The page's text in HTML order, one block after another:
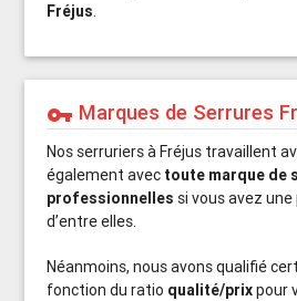
Fréjus.
vpn_key Marques de Serrures
Nos serruriers à Fréjus travaillent
également avec toute marque de
professionnelles si vous avez
d’entre elles.
Néanmoins, nous avons qualifié
fonction du ratio qualité/prixpour